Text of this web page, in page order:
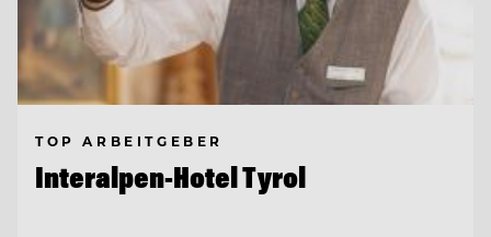
TOP ARBEITGEBER
Interalpen-Hotel Tyrol